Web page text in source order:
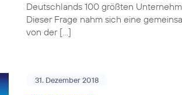
Deutschlands 100 größten
Dieser Frage nahm sich eine
von der […]
31. Dezember 2018